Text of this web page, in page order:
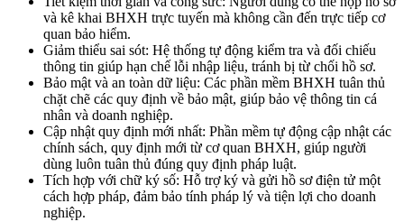
và kê khai BHXH trực tuyến mà không cần đến trực tiếp cơ
quan bảo hiểm.
Giảm thiểu sai sót: Hệ thống tự động kiểm tra và đối chiếu
thông tin giúp hạn chế lỗi nhập liệu, tránh bị từ chối hồ sơ.
Bảo mật và an toàn dữ liệu: Các phần mềm BHXH tuân thủ
chặt chẽ các quy định về bảo mật, giúp bảo vệ thông tin cá
nhân và doanh nghiệp.
Cập nhật quy định mới nhất: Phần mềm tự động cập nhật các
chính sách, quy định mới từ cơ quan BHXH, giúp người
dùng luôn tuân thủ đúng quy định pháp luật.
Tích hợp với chữ ký số: Hỗ trợ ký và gửi hồ sơ điện tử một
cách hợp pháp, đảm bảo tính pháp lý và tiện lợi cho doanh
nghiệp.